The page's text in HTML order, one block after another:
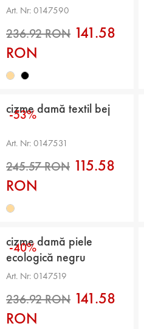
236.92 RON
Art. Nr: 0147590
236.92 RON
141.58
RON
-53%
cizme damă textil bej
Art. Nr: 0147531
115.58
RON
-40%
cizme damă piele
ecologică negru
Art. Nr: 0147519
141.58
RON